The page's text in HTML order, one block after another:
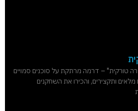
טורקית" – דרמה מרתקת על סוכנים סמויים
ותקצירים, והכירו את השחקנים